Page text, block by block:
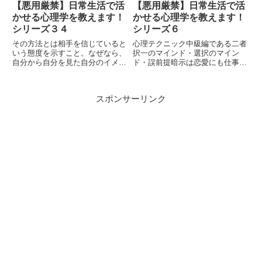
【悪用厳禁】日常生活で活
かせる心理学を教えます！
シリーズ３４
その方法とは相手を信じていると
いう態度を示すこと。なぜなら、
自分から自分を見た自分のイメー
なんで守らなかったの？と聞く。
【悪用厳禁】日常生活で活
かせる心理学を教えます！
シリーズ６
心理テクニック中級編である二者
択一のマインド・選択のマイン
ド・誤前提暗示は恋愛にも仕事で
にこんなにも効果があるって知っ
スポンサーリンク